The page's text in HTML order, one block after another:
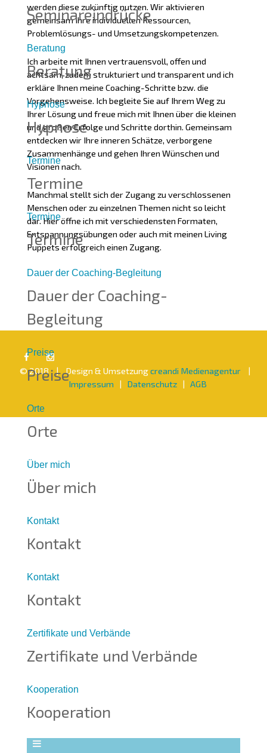
Seminareindrücke
Beratung
Beratung
Hypnose
Hypnose
Termine
Termine
Termine
Termine
Dauer der Coaching-Begleitung
Dauer der Coaching-
Begleitung
Preise
Preise
Orte
Orte
Über mich
Über mich
Kontakt
Kontakt
Kontakt
Kontakt
Zertifikate und Verbände
Zertifikate und Verbände
Kooperation
Kooperation
werden diese zukünftig nutzen. Wir aktivieren
gemeinsam Ihre individuellen Ressourcen,
Problemlösungs- und Umsetzungskompetenzen.
Ich arbeite mit Ihnen vertrauensvoll, offen und
achtsam, zudem strukturiert und transparent und ich
erkläre Ihnen meine Coaching-Schritte bzw. die
Vorgehensweise. Ich begleite Sie auf Ihrem Weg zu
Ihrer Lösung und freue mich mit Ihnen über die kleinen
und großen Erfolge und Schritte dorthin. Gemeinsam
entdecken wir Ihre inneren Schätze, verborgene
Zusammenhänge und gehen Ihren Wünschen und
Visionen nach.
Manchmal stellt sich der Zugang zu verschlossenen
Menschen oder zu einzelnen Themen nicht so leicht
dar. Hier öffne ich mit verschiedensten Formaten,
Entspannungsübungen oder auch mit meinen Living
Puppets erfolgreich einen Zugang.
© 2018 | Design & Umsetzungcreandi Medienagentur|
Impressum | Datenschutz| AGB